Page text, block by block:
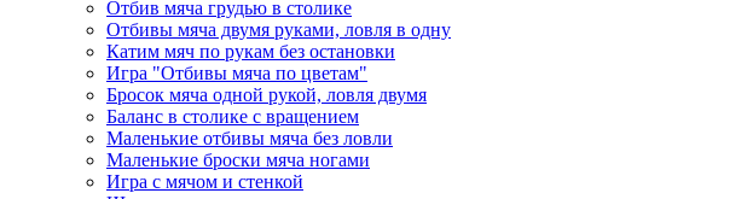
Отбив мяча грудью в столике
Отбивы мяча двумя руками, ловля в одну
Катим мяч по рукам без остановки
Игра "Отбивы мяча по цветам"
Бросок мяча одной рукой, ловля двумя
Баланс в столике с вращением
Маленькие отбивы мяча без ловли
Маленькие броски мяча ногами
Игра с мячом и стенкой